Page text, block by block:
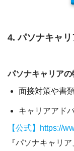
4. パソナキャリ
パソナキャリアの
面接対策や書
キャリアアド
【公式】https://
『パソナキャリ